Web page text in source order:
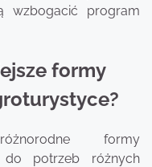
wzbogacić program
formy
formy
do potrzeb różnych